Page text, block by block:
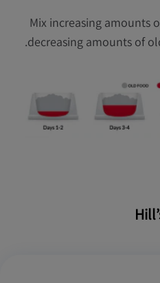
Mix increasing amounts
decreasing amounts of